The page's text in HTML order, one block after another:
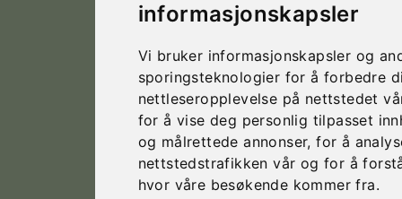
informasjonskapsler
Vi bruker informasjonskapsler og
sporingsteknologier for å forbedre
nettleseropplevelse på nettstedet
for å vise deg personlig tilpasset
og målrettede annonser, for å
nettstedstrafikken vår og for å
hvor våre besøkende kommer fra.